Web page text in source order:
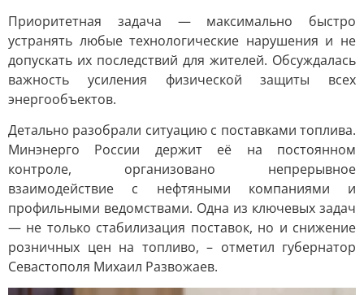
Приоритетная задача — максимально быстро
устранять любые технологические нарушения и не
допускать их последствий для жителей. Обсуждалась
важность усиления физической защиты всех
энергообъектов.
Детально разобрали ситуацию с поставками топлива.
Минэнерго России держит её на постоянном
контроле, организовано непрерывное
взаимодействие с нефтяными компаниями и
профильными ведомствами. Одна из ключевых задач
— не только стабилизация поставок, но и снижение
розничных цен на топливо, – отметил губернатор
Севастополя Михаил Развожаев.